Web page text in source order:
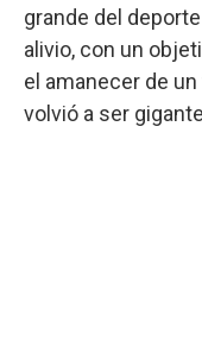
grande del
alivio, con un
el amanecer de
volvió a ser